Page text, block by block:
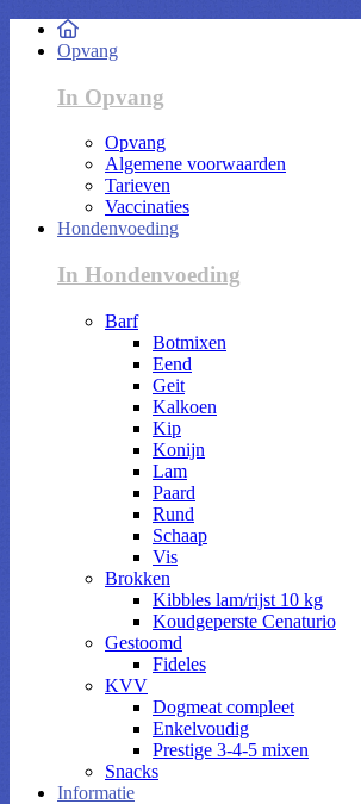
Opvang
In Opvang
Opvang
Algemene voorwaarden
Tarieven
Vaccinaties
Hondenvoeding
In Hondenvoeding
Barf
Botmixen
Eend
Geit
Kalkoen
Kip
Konijn
Lam
Paard
Rund
Schaap
Vis
Brokken
Kibbles lam/rijst 10 kg
Koudgeperste Cenaturio
Gestoomd
Fideles
KVV
Dogmeat compleet
Enkelvoudig
Prestige 3-4-5 mixen
Snacks
Informatie